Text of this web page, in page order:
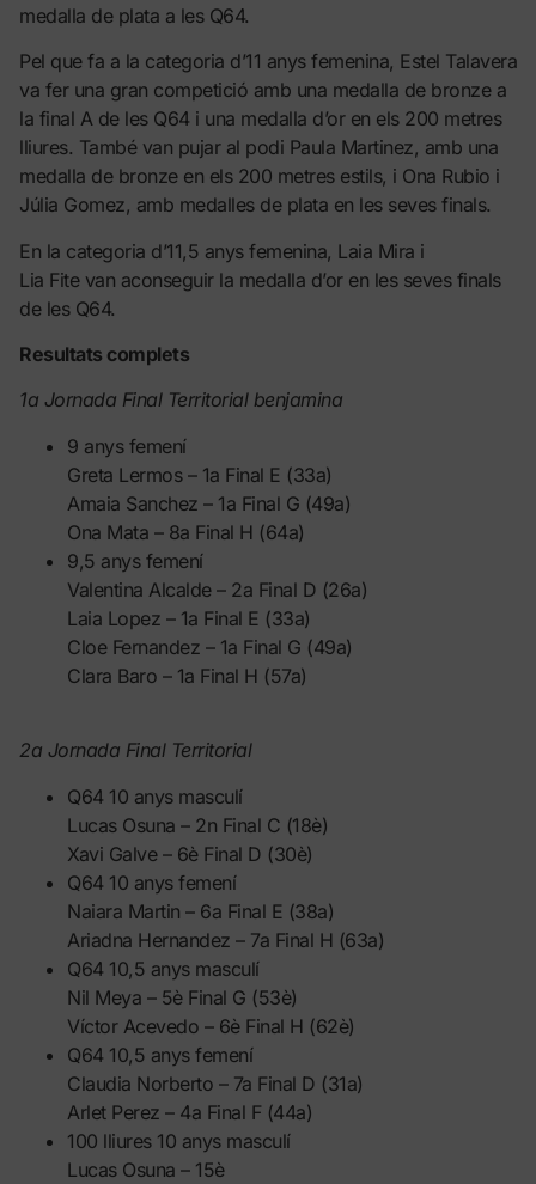
medalla de plata a les Q64.
Pel que fa a la categoria d’11 anys femenina, Estel Talavera
va fer una gran competició amb una medalla de bronze a
la final A de les Q64 i una medalla d’or en els 200 metres
lliures. També van pujar al podi Paula Martinez, amb una
medalla de bronze en els 200 metres estils, i Ona Rubio i
Júlia Gomez, amb medalles de plata en les seves finals.
En la categoria d’11,5 anys femenina, Laia Mira i
Lia Fite van aconseguir la medalla d’or en les seves finals
de les Q64.
Resultats complets
1a Jornada Final Territorial benjamina
9 anys femení
Greta Lermos – 1a Final E (33a)
Amaia Sanchez – 1a Final G (49a)
Ona Mata – 8a Final H (64a)
9,5 anys femení
Valentina Alcalde – 2a Final D (26a)
Laia Lopez – 1a Final E (33a)
Cloe Fernandez – 1a Final G (49a)
Clara Baro – 1a Final H (57a)
2a Jornada Final Territorial
Q64 10 anys masculí
Lucas Osuna – 2n Final C (18è)
Xavi Galve – 6è Final D (30è)
Q64 10 anys femení
Naiara Martin – 6a Final E (38a)
Ariadna Hernandez – 7a Final H (63a)
Q64 10,5 anys masculí
Nil Meya – 5è Final G (53è)
Víctor Acevedo – 6è Final H (62è)
Q64 10,5 anys femení
Claudia Norberto – 7a Final D (31a)
Arlet Perez – 4a Final F (44a)
100 lliures 10 anys masculí
Lucas Osuna – 15è